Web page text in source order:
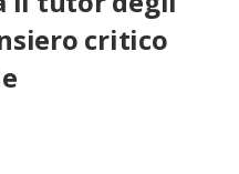
critico